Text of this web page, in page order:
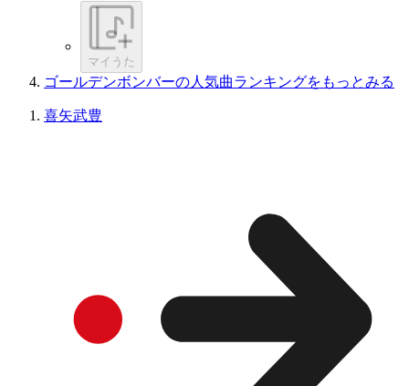
マイうた
ゴールデンボンバーの人気曲ランキングをもっとみる
喜矢武豊